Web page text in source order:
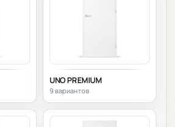
UNO PREMIUM
9 вариантов